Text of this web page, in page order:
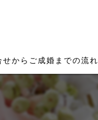
せからご成婚までの流れ